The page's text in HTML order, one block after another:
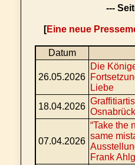
---
[Eine neue
Datum
26.05.2026
Die
Liebe
18.04.2026
Osnabrück
07.04.2026
“Take the
same
Frank